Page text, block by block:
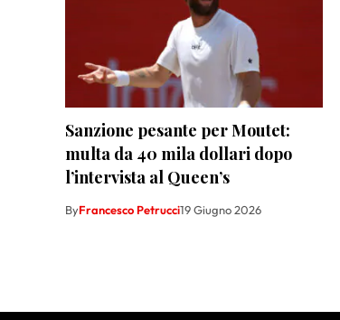
Sanzione pesante per Moutet:
multa da 40 mila dollari dopo
l’intervista al Queen’s
ByFrancesco Petrucci19 Giugno 2026